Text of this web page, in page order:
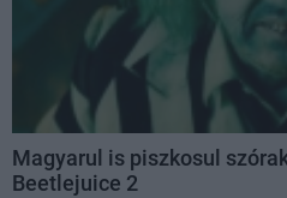
Magyarul is piszkosul
Beetlejuice 2